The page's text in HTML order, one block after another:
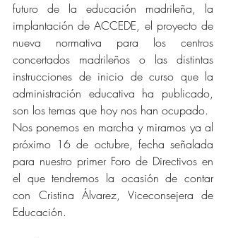
futuro de la educación madrileña, la
implantación de ACCEDE, el proyecto de
nueva normativa para los centros
concertados madrileños o las distintas
instrucciones de inicio de curso que la
administración educativa ha publicado,
son los temas que hoy nos han ocupado.
Nos ponemos en marcha y miramos ya al
próximo 16 de octubre, fecha señalada
para nuestro primer Foro de Directivos en
el que tendremos la ocasión de contar
con Cristina Álvarez, Viceconsejera de
Educación.